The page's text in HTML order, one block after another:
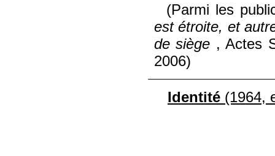
(Parmi les
est étroite, et
de siège , Actes
2006)
Identité (1964,